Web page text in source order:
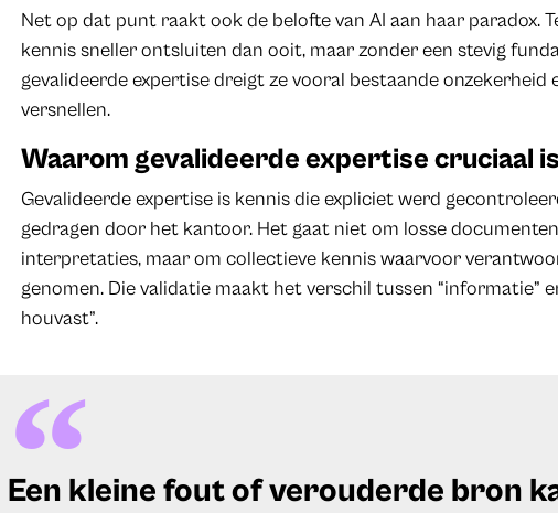
Net op dat punt raakt ook de belofte van AI aan haar paradox.
kennis sneller ontsluiten dan ooit, maar zonder een stevig
gevalideerde expertise dreigt ze vooral bestaande onzekerheid
versnellen.
Waarom gevalideerde expertise cruciaal is
Gevalideerde expertise is kennis die expliciet werd
gedragen door het kantoor. Het gaat niet om losse
interpretaties, maar om collectieve kennis waarvoor
genomen. Die validatie maakt het verschil tussen “informatie”
houvast”.
Een kleine fout of verouderde bron